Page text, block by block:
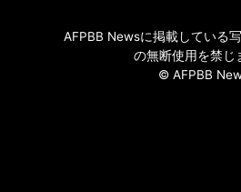
AFPBB Newsに掲載している
の無断使用を禁じ
© AFPBB